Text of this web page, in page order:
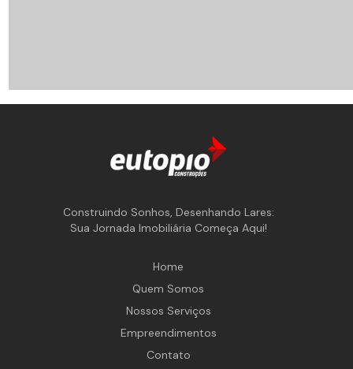
Construindo Sonhos, Desenhando Lares:
Sua Jornada Imobiliária Começa Aqui!
Home
Quem Somos
Nossos Serviços
Empreendimentos
Contato